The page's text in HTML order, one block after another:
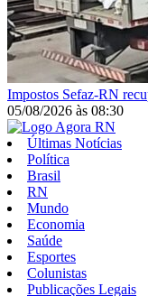
Impostos Sefaz-RN
05/08/2026 às 08:30
Últimas Notícias
Política
Brasil
RN
Mundo
Economia
Saúde
Esportes
Colunistas
Publicações Legais